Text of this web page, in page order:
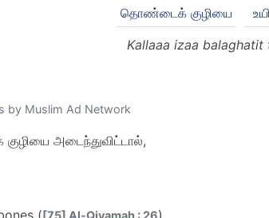
தொண்டைக் குழியை
Kallaaa izaa balaghatit
by Muslim Ad Network
அடைந்துவிட்டால்,
([75] Al-Qiyamah : 26)